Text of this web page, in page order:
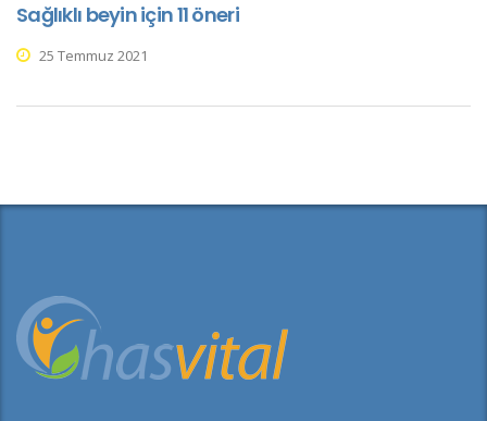
Sağlıklı beyin için 11 öneri
25 Temmuz 2021